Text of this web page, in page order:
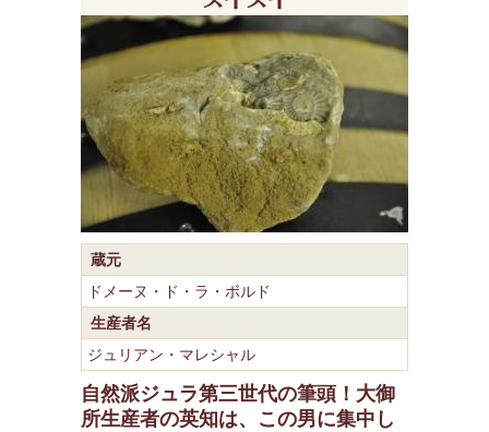
蔵元
ドメーヌ・ド・ラ・ボルド
生産者名
ジュリアン・マレシャル
自然派ジュラ第三世代の筆頭！大御
所生産者の英知は、この男に集中し